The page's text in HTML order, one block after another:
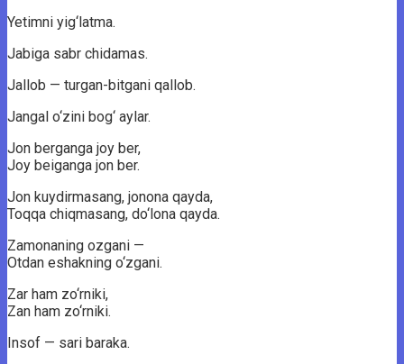
Yetimni yig‘latma.
Jabiga sabr chidamas.
Jallob — turgan-bitgani qallob.
Jangal o‘zini bog‘ aylar.
Jon berganga joy ber,
Joy beiganga jon ber.
Jon kuydirmasang, jonona qayda,
Toqqa chiqmasang, do‘lona qayda.
Zamonaning ozgani —
Otdan eshakning o‘zgani.
Zar ham zo‘rniki,
Zan ham zo‘rniki.
Insof — sari baraka.